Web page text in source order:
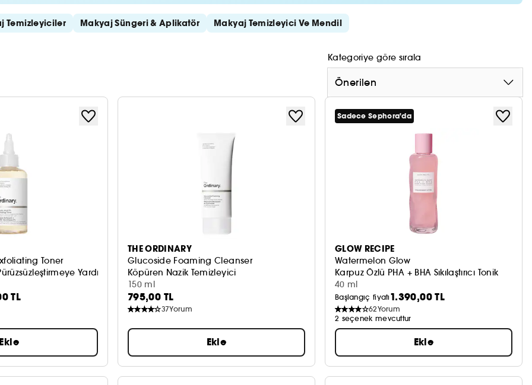
Temizleyiciler Makyaj Süngeri & Aplikatör Makyaj Temizleyici Ve Mendil
Kategoriye göre sırala
Önerilen
Toner
Yardımcı
TL
Ekle
THE ORDINARY
Glucoside Foaming Cleanser
Köpüren Nazik Temizleyici
150 ml
795,00 TL
37Yorum
Ekle
Sadece Sephora'da
GLOW RECIPE
Watermelon Glow
Karpuz Özlü PHA + BHA Sıkılaştırıcı Tonik
40 ml
Başlangıç fiyatı 1.390,00 TL
62Yorum
2 seçenek mevcuttur
Ekle